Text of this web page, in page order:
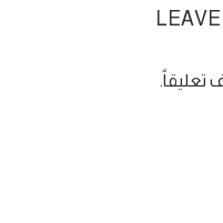
تعليقاً.